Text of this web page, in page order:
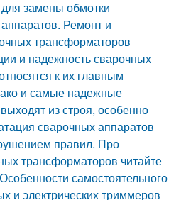
замены обмотки
Ремонт и
трансформаторов
и надежность сварочных
к их главным
и самые надежные
из строя, особенно
сварочных аппаратов
правил. Про
трансформаторов читайте
самостоятельного
и электрических триммеров